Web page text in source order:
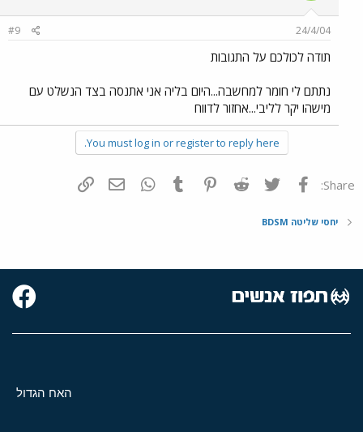
24/4/04
#9
תודה לכולכם על התגובות
נתתם לי חומר למחשבה...היום בליה אני אתנסה בצד הנשלט עם
מישהו יקר לליבי...אחזור לדווח
You must log in or register to reply here.
Share: פייסבוק Twitter
Reddit
Pinterest
Tumblr
WhatsAppדואר אלקטרוני
יחסי שליטה BDSM
האח הגדול